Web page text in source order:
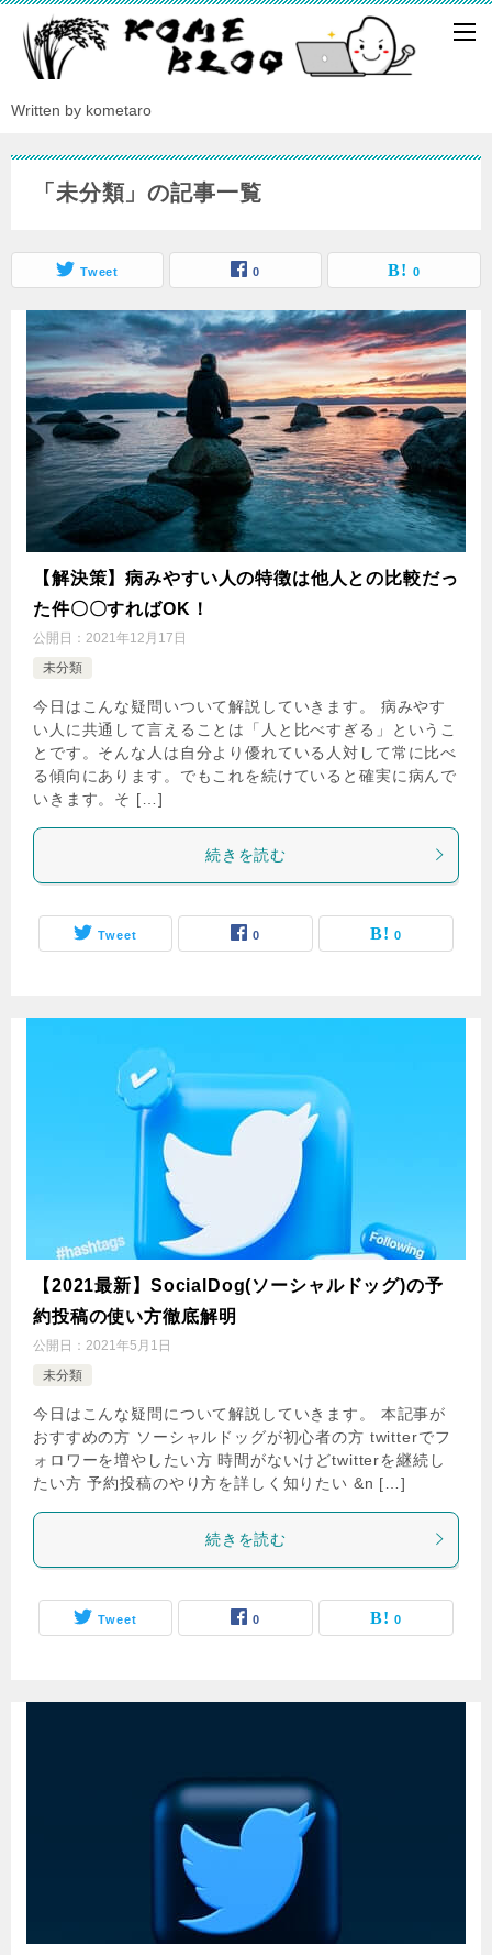
Written by kometaro
「未分類」の記事一覧
Tweet 0 0
【解決策】病みやすい人の特徴は他人との比較だっ
た件〇〇すればOK！
公開日： 2021年12月17日
未分類
今日はこんな疑問いついて解説していきます。 病みやす
い人に共通して言えることは「人と比べすぎる」というこ
とです。そんな人は自分より優れている人対して常に比べ
る傾向にあります。でもこれを続けていると確実に病んで
いきます。そ […]
続きを読む
Tweet 0 0
【2021最新】SocialDog(ソーシャルドッグ)の予
約投稿の使い方徹底解明
公開日： 2021年5月1日
未分類
今日はこんな疑問について解説していきます。 本記事が
おすすめの方 ソーシャルドッグが初心者の方 twitterでフ
ォロワーを増やしたい方 時間がないけどtwitterを継続し
たい方 予約投稿のやり方を詳しく知りたい &n […]
続きを読む
Tweet 0 0